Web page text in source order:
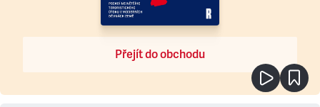
Přejít do obchodu